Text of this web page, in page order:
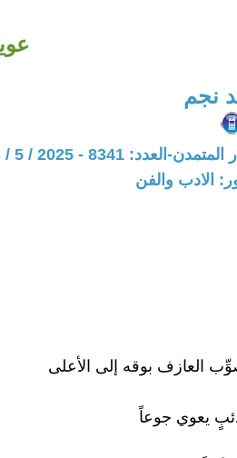
نجم
العدد: 8341 - 2025 / 5 / 13 - 22:21
الادب والفن
العازف بوقه إلى الأعلى
يعوي جوعاً